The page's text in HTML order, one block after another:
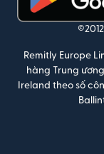
(mở trong cửa
Remitly Europe
hàng Trung
Ireland theo số